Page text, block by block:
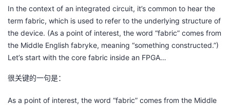
客
论
坛
的
圈
我
的
我
In the context of an integrated circuit, it’s common to hear the
term fabric, which is used to refer to the underlying structure of
the device. (As a point of interest, the word “fabric” comes from
the Middle English fabryke, meaning “something constructed.”)
Let’s start with the core fabric inside an FPGA…
很关键的一句是：
As a point of interest, the word “fabric” comes from the Middle